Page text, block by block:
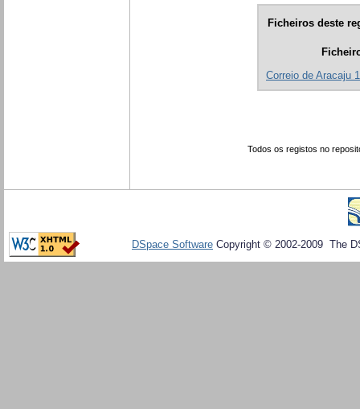
Ficheiros deste
Correio de Aracaju
Todos os registos no
DSpace Software Copyright © 2002-2009 The